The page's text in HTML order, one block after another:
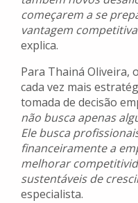
começarem a se
vantagem
explica.
Para Thainá
cada vez mais
tomada de decisão
não busca apenas
Ele busca
financeiramente a
melhorar
sustentáveis de
especialista.